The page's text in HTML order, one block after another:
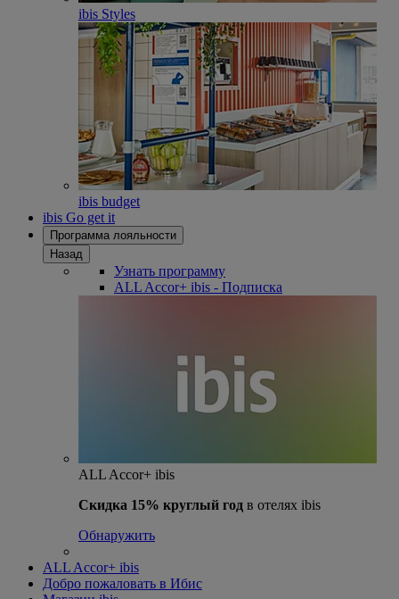
ibis Styles
ibis budget
ibis Go get it
Программа лояльности
Назад
Узнать программу
ALL Accor+ ibis - Подписка
ALL Accor+ ibis
Скидка 15% круглый год в отелях ibis
Обнаружить
ALL Accor+ ibis
Добро пожаловать в Ибис